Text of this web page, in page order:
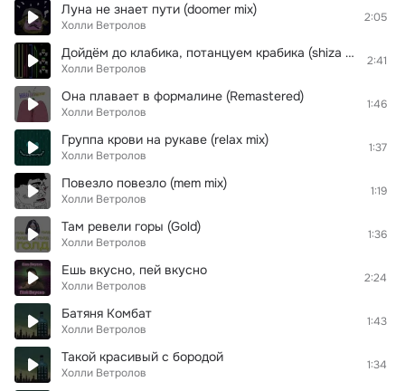
Луна не знает пути (doomer mix)
Холли Ветролов
2:05
Дойдём до клабика, потанцуем крабика (shiza version)
Холли Ветролов
2:41
Она плавает в формалине (Remastered)
Холли Ветролов
1:46
Группа крови на рукаве (relax mix)
Холли Ветролов
1:37
Повезло повезло (mem mix)
Холли Ветролов
1:19
Там ревели горы (Gold)
Холли Ветролов
1:36
Ешь вкусно, пей вкусно
Холли Ветролов
2:24
Батяня Комбат
Холли Ветролов
1:43
Такой красивый с бородой
Холли Ветролов
1:34